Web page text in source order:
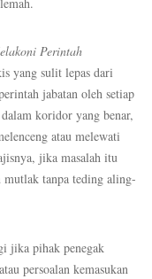
Perintah
yang sulit lepas dari
jabatan oleh setiap
koridor yang benar,
atau melewati
jika masalah itu
mutlak tanpa teding aling-
jika pihak penegak
persoalan kemasukan